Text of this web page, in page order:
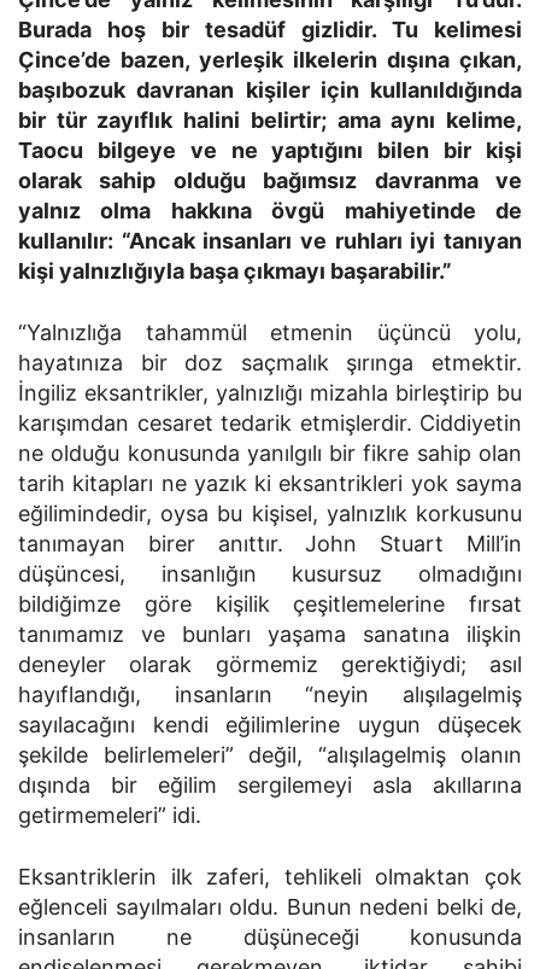
Burada hoş bir tesadüf gizlidir. Tu kelimesi
Çince’de bazen, yerleşik ilkelerin dışına çıkan,
başıbozuk davranan kişiler için kullanıldığında
bir tür zayıflık halini belirtir; ama aynı kelime,
Taocu bilgeye ve ne yaptığını bilen bir kişi
olarak sahip olduğu bağımsız davranma ve
yalnız olma hakkına övgü mahiyetinde de
kullanılır: “Ancak insanları ve ruhları iyi tanıyan
kişi yalnızlığıyla başa çıkmayı başarabilir.”
“Yalnızlığa tahammül etmenin üçüncü yolu,
hayatınıza bir doz saçmalık şırınga etmektir.
İngiliz eksantrikler, yalnızlığı mizahla birleştirip bu
karışımdan cesaret tedarik etmişlerdir. Ciddiyetin
ne olduğu konusunda yanılgılı bir fikre sahip olan
tarih kitapları ne yazık ki eksantrikleri yok sayma
eğilimindedir, oysa bu kişisel, yalnızlık korkusunu
tanımayan birer anıttır. John Stuart Mill’in
düşüncesi, insanlığın kusursuz olmadığını
bildiğimze göre kişilik çeşitlemelerine fırsat
tanımamız ve bunları yaşama sanatına ilişkin
deneyler olarak görmemiz gerektiğiydi; asıl
hayıflandığı, insanların “neyin alışılagelmiş
sayılacağını kendi eğilimlerine uygun düşecek
şekilde belirlemeleri” değil, “alışılagelmiş olanın
dışında bir eğilim sergilemeyi asla akıllarına
getirmemeleri” idi.
Eksantriklerin ilk zaferi, tehlikeli olmaktan çok
eğlenceli sayılmaları oldu. Bunun nedeni belki de,
insanların ne düşüneceği konusunda